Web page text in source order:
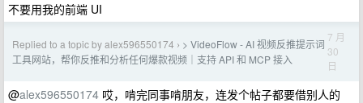
不要用我的前端 UI
Replied to a topic by alex596550174 › > VideoFlow - AI 视频反推提示词
工具网站，帮你反推和分析任何爆款视频｜支持 API 和 MCP 接入
7 月
30
日
@alex596550174 哎，啃完同事啃朋友，连发个帖子都要借别人的